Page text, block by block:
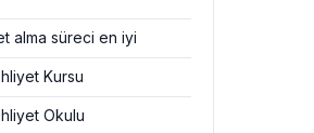
alma süreci en iyi
Kursu
Okulu